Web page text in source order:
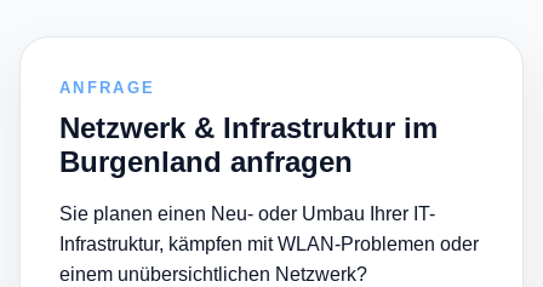
ANFRAGE
Netzwerk & Infrastruktur im
Burgenland anfragen
Sie planen einen Neu- oder Umbau Ihrer IT-
Infrastruktur, kämpfen mit WLAN-Problemen oder
einem unübersichtlichen Netzwerk?